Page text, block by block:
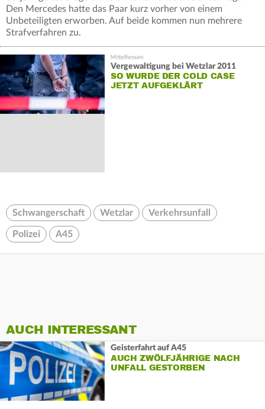
Den Mercedes hatte das Paar kurz vorher von einem
Unbeteiligten erworben. Auf beide kommen nun mehrere
Strafverfahren zu.
Vergewaltigung bei Wetzlar 2011
SO WURDE DER COLD CASE
JETZT AUFGEKLÄRT
Schwangerschaft Wetzlar Verkehrsunfall
Polizei A45
AUCH INTERESSANT
Geisterfahrt auf A45
AUCH ZWÖLFJÄHRIGE NACH
UNFALL GESTORBEN